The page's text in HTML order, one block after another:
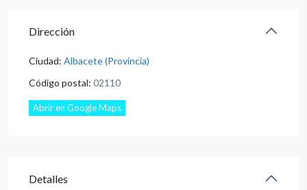
Dirección
Ciudad: Albacete (Provincia)
Código postal: 02110
Abrir en Google Maps
Detalles